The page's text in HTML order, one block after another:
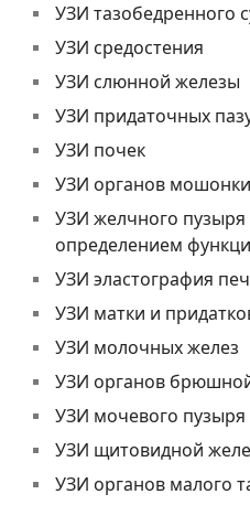
УЗИ тазобедренного
УЗИ средостения
УЗИ слюнной железы
УЗИ придаточных
УЗИ почек
УЗИ органов мошонки
УЗИ желчного пузыря
определением
УЗИ эластография
УЗИ матки и
УЗИ молочных желез
УЗИ органов
УЗИ мочевого пузыря
УЗИ щитовидной
УЗИ органов малого